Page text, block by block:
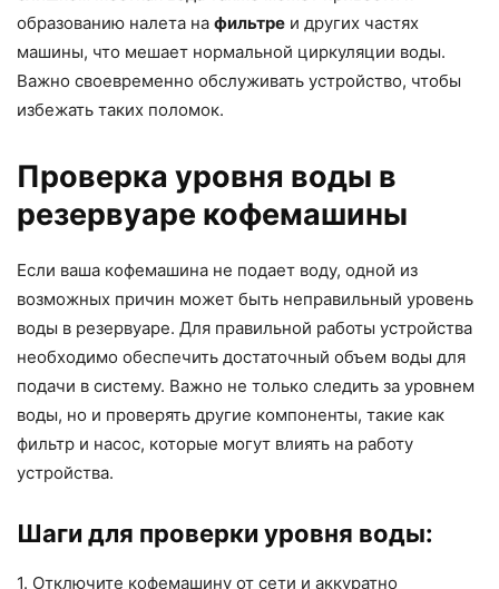
образованию налета на фильтре и других частях
машины, что мешает нормальной циркуляции воды.
Важно своевременно обслуживать устройство, чтобы
избежать таких поломок.
Проверка уровня воды в
резервуаре кофемашины
Если ваша кофемашина не подает воду, одной из
возможных причин может быть неправильный уровень
воды в резервуаре. Для правильной работы устройства
необходимо обеспечить достаточный объем воды для
подачи в систему. Важно не только следить за уровнем
воды, но и проверять другие компоненты, такие как
фильтр и насос, которые могут влиять на работу
устройства.
Шаги для проверки уровня воды:
1. Отключите кофемашину от сети и аккуратно